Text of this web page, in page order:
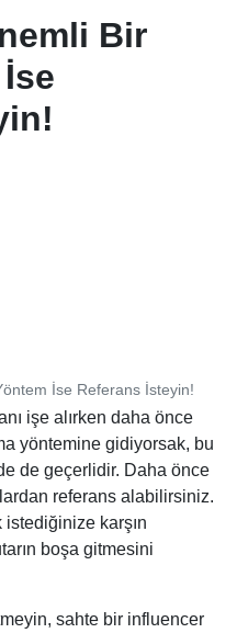
Bir
İse Referans İsteyin!
işe alırken daha önce
yöntemine gidiyorsak, bu
de geçerlidir. Daha önce
referans alabilirsiniz.
karşın
boşa gitmesini
sahte bir influencer